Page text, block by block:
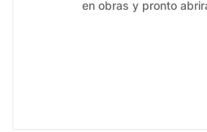
en obras y pronto